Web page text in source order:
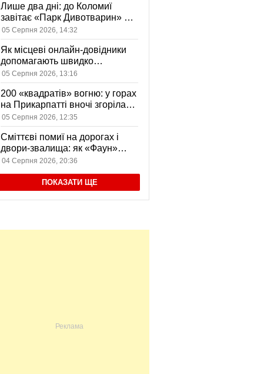
Лише два дні: до Коломиї
завітає «Парк Дивотварин» — і
вхід безкоштовний
05 Серпня 2026, 14:32
Як місцеві онлайн-довідники
допомагають швидко
знаходити послуги у своєму
місті
05 Серпня 2026, 13:16
200 «квадратів» вогню: у горах
на Прикарпатті вночі згоріла
садиба, є постраждала
05 Серпня 2026, 12:35
Сміттєві помиї на дорогах і
двори-звалища: як «Фаун»
вивозить відходи в Коломиї
04 Серпня 2026, 20:36
ПОКАЗАТИ ЩЕ